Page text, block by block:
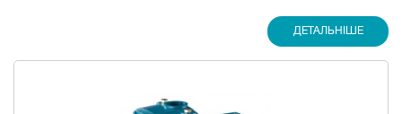
ДЕТАЛЬНІШЕ